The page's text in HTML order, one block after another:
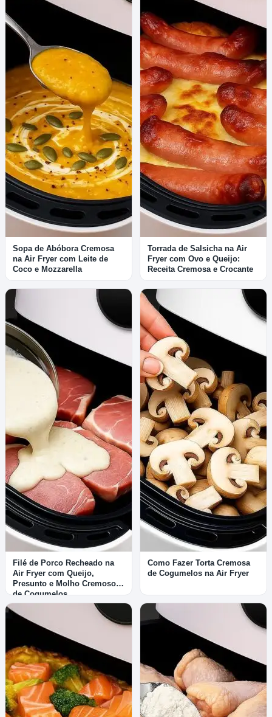
Sopa de Abóbora Cremosa
na Air Fryer com Leite de
Coco e Mozzarella
Torrada de Salsicha na Air
Fryer com Ovo e Queijo:
Receita Cremosa e Crocante
Filé de Porco Recheado na
Air Fryer com Queijo,
Presunto e Molho Cremoso
de Cogumelos
Como Fazer Torta Cremosa
de Cogumelos na Air Fryer